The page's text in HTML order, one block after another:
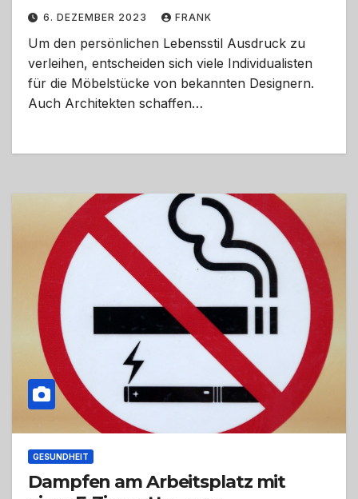
6. DEZEMBER 2023 FRANK
Um den persönlichen Lebensstil Ausdruck zu
verleihen, entscheiden sich viele Individualisten
für die Möbelstücke von bekannten Designern.
Auch Architekten schaffen…
GESUNDHEIT
Dampfen am Arbeitsplatz mit